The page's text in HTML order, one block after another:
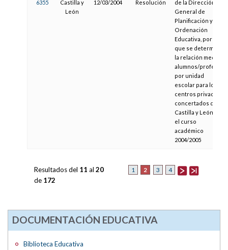
6355
Castilla y
León
12/03/2004 Resolución
de la Dirección
General de
Planificación y
Ordenación
Educativa, por la
que se determina
la relación media
alumnos/profesor
por unidad
escolar para los
centros privados
concertados de
Castilla y León en
el curso
académico
2004/2005
1 2 3 4
Resultados del 11 al 20
de 172
DOCUMENTACIÓN EDUCATIVA
Biblioteca Educativa